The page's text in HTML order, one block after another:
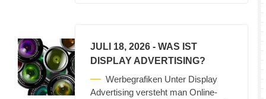
JULI 18, 2026 - WAS IST
DISPLAY ADVERTISING?
Werbegrafiken Unter Display
Advertising versteht man Online-